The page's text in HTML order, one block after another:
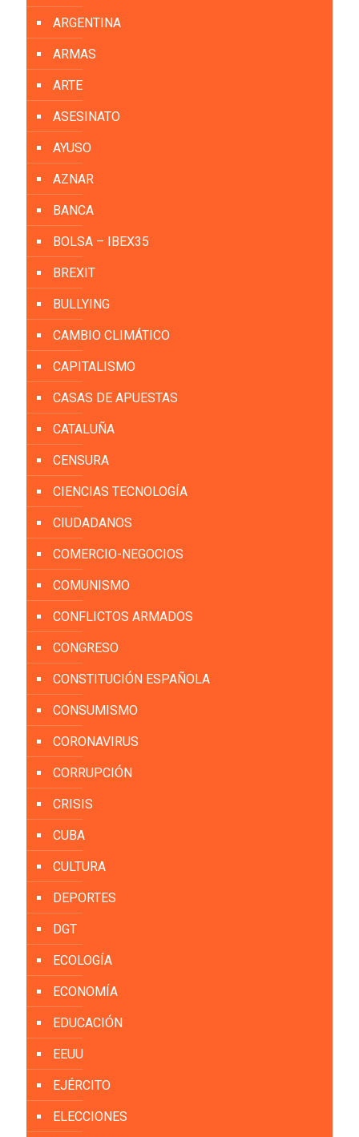
ARGENTINA
ARMAS
ARTE
ASESINATO
AYUSO
AZNAR
BANCA
BOLSA – IBEX35
BREXIT
BULLYING
CAMBIO CLIMÁTICO
CAPITALISMO
CASAS DE APUESTAS
CATALUÑA
CENSURA
CIENCIAS TECNOLOGÍA
CIUDADANOS
COMERCIO-NEGOCIOS
COMUNISMO
CONFLICTOS ARMADOS
CONGRESO
CONSTITUCIÓN ESPAÑOLA
CONSUMISMO
CORONAVIRUS
CORRUPCIÓN
CRISIS
CUBA
CULTURA
DEPORTES
DGT
ECOLOGÍA
ECONOMÍA
EDUCACIÓN
EEUU
EJÉRCITO
ELECCIONES